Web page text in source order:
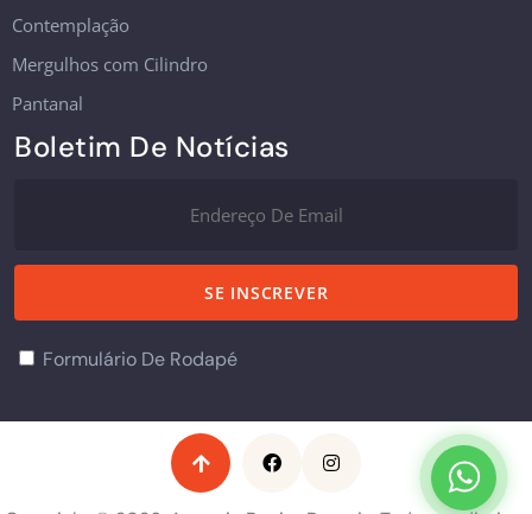
Contemplação
Mergulhos com Cilindro
Pantanal
Boletim De Notícias
Formulário De Rodapé